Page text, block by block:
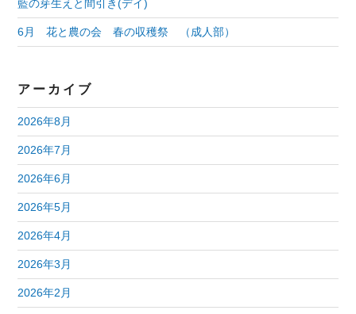
藍の芽生えと間引き(デイ)
6月 花と農の会 春の収穫祭 （成人部）
アーカイブ
2026年8月
2026年7月
2026年6月
2026年5月
2026年4月
2026年3月
2026年2月